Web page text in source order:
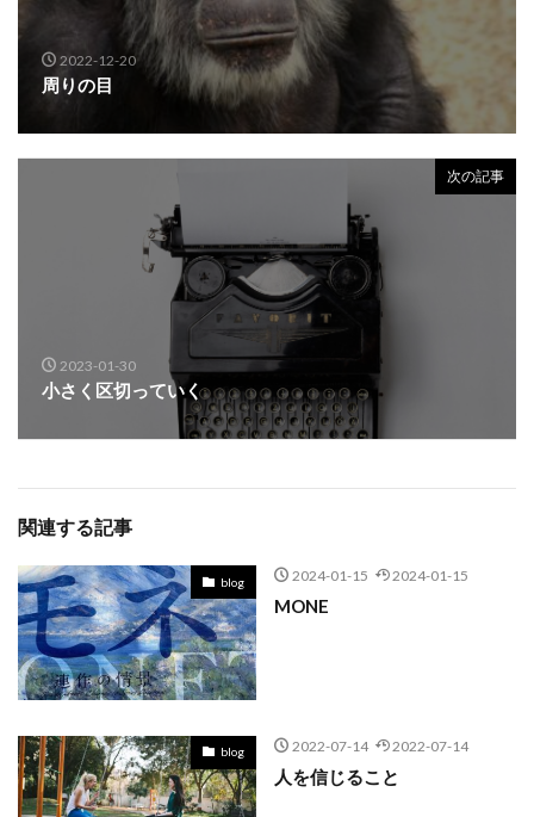
2022-12-20
周りの目
次の記事
2023-01-30
小さく区切っていく
関連する記事
blog 2024-01-15 2024-01-15
MONE
blog 2022-07-14 2022-07-14
人を信じること